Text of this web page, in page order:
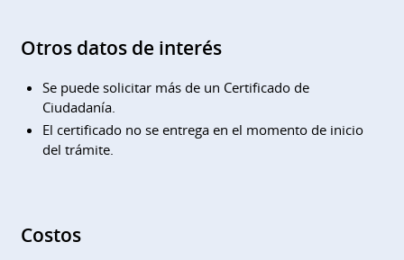
Otros datos de interés
Se puede solicitar más de un Certificado de
Ciudadanía.
El certificado no se entrega en el momento de inicio
del trámite.
Costos